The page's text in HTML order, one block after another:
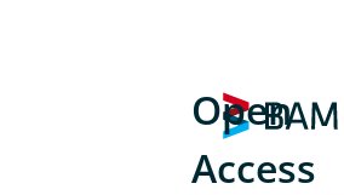
Open
Access